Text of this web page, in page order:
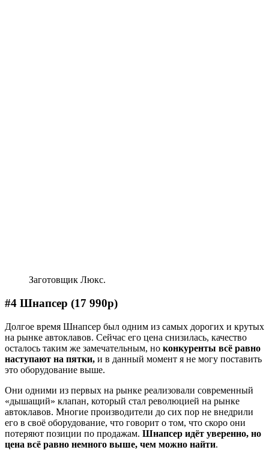
Заготовщик Люкс.
#4 Шнапсер (17 990р)
Долгое время Шнапсер был одним из самых дорогих и крутых
на рынке автоклавов. Сейчас его цена снизилась, качество
осталось таким же замечательным, но конкуренты всё равно
наступают на пятки, и в данный момент я не могу поставить
это оборудование выше.
Они одними из первых на рынке реализовали современный
«дышащий» клапан, который стал революцией на рынке
автоклавов. Многие производители до сих пор не внедрили
его в своё оборудование, что говорит о том, что скоро они
потеряют позиции по продажам. Шнапсер идёт уверенно, но
цена всё равно немного выше, чем можно найти.